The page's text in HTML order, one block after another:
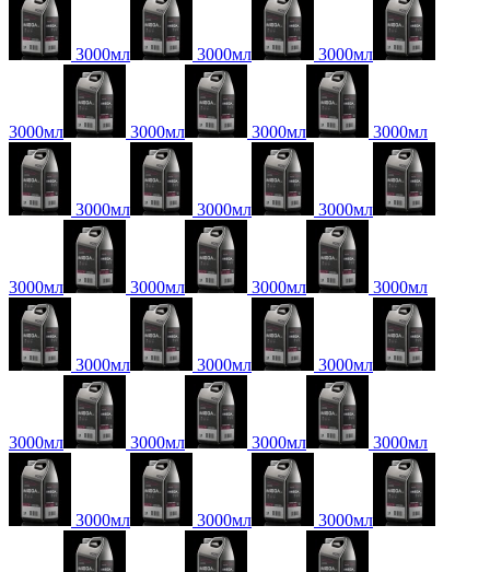
3000мл 3000мл 3000мл
3000мл 3000мл 3000мл 3000мл
3000мл 3000мл 3000мл
3000мл 3000мл 3000мл 3000мл
3000мл 3000мл 3000мл
3000мл 3000мл 3000мл 3000мл
3000мл 3000мл 3000мл